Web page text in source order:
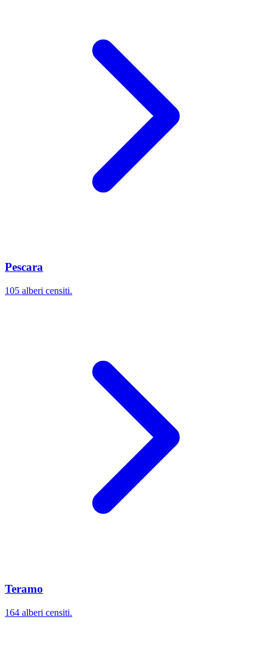
Pescara
105 alberi censiti.
Teramo
164 alberi censiti.